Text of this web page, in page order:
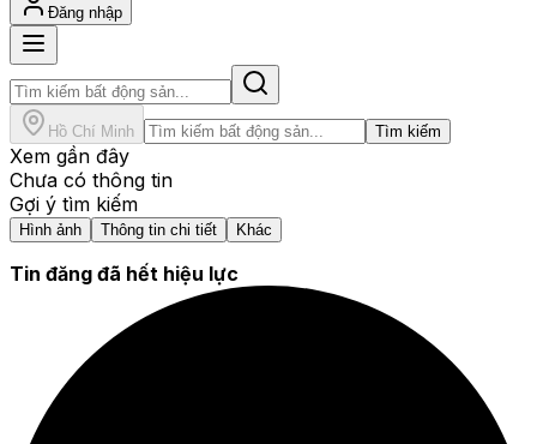
Đăng nhập
Hồ Chí Minh Tìm kiếm
Xem gần đây
Chưa có thông tin
Gợi ý tìm kiếm
Hình ảnh Thông tin chi tiết Khác
Tin đăng đã hết hiệu lực